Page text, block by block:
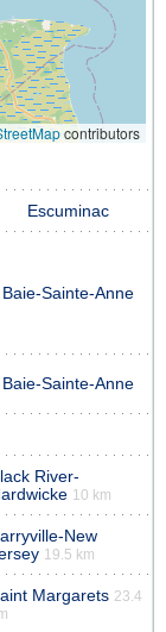
contributors
Escuminac
Baie-Sainte-Anne
Baie-Sainte-Anne
River-
10 km
New
19.5 km
Margarets 23.4